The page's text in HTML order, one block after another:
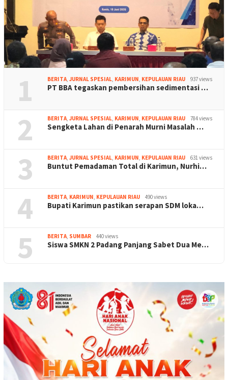
1 BERITA, JURNAL SPESIAL, KARIMUN, KEPULAUAN RIAU 937 views
PT BBA tegaskan pembersihan sedimentasi …
2 BERITA, JURNAL SPESIAL, KARIMUN, KEPULAUAN RIAU 784 views
Sengketa Lahan di Penarah Murni Masalah …
3 BERITA, JURNAL SPESIAL, KARIMUN, KEPULAUAN RIAU 631 views
Buntut Pemadaman Total di Karimun, Nurhi…
4 BERITA, KARIMUN, KEPULAUAN RIAU 490 views
Bupati Karimun pastikan serapan SDM loka…
5 BERITA, SUMBAR 440 views
Siswa SMKN 2 Padang Panjang Sabet Dua Me…